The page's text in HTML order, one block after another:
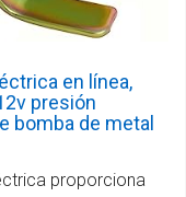
en línea,
presión
bomba de metal
proporciona